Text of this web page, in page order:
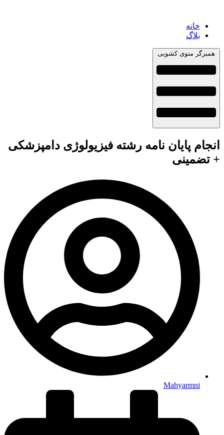
خانه
بلاگ
همبرگر منوی کشویی
انجام پایان نامه رشته فیزیولوژی دامپزشکی
+ تضمینی
Mahyarmni